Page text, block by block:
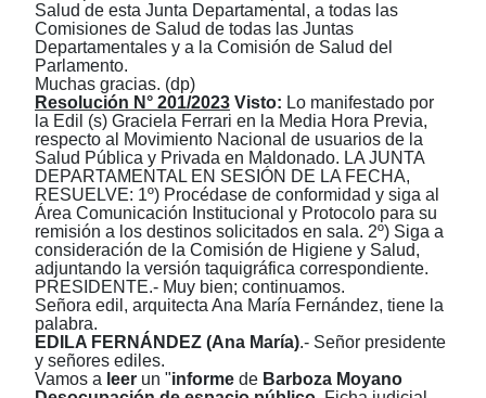
Salud de esta Junta Departamental, a todas las
Comisiones de Salud de todas las Juntas
Departamentales y a la Comisión de Salud del
Parlamento.
Muchas gracias. (dp)
Resolución N° 201/2023 Visto: Lo manifestado por
la Edil (s) Graciela Ferrari en la Media Hora Previa,
respecto al Movimiento Nacional de usuarios de la
Salud Pública y Privada en Maldonado. LA JUNTA
DEPARTAMENTAL EN SESIÓN DE LA FECHA,
RESUELVE: 1º) Procédase de conformidad y siga al
Área Comunicación Institucional y Protocolo para su
remisión a los destinos solicitados en sala. 2º) Siga a
consideración de la Comisión de Higiene y Salud,
adjuntando la versión taquigráfica correspondiente.
PRESIDENTE.- Muy bien; continuamos.
Señora edil, arquitecta Ana María Fernández, tiene la
palabra.
EDILA FERNÁNDEZ (Ana María).- Señor presidente
y señores ediles.
Vamos a leer un "informe de Barboza Moyano